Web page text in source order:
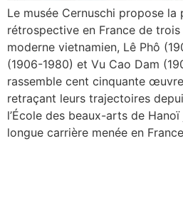
Le musée Cernuschi propose la
rétrospective en France de trois
moderne vietnamien, Lê Phô
(1906-1980) et Vu Cao Dam
rassemble cent cinquante
retraçant leurs trajectoires
l’École des beaux-arts de Hanoï
longue carrière menée en